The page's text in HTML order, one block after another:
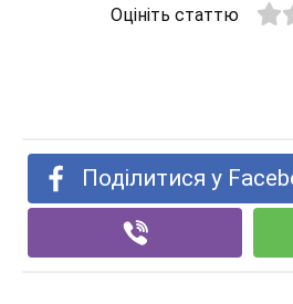
Оцініть статтю
Поділитися у